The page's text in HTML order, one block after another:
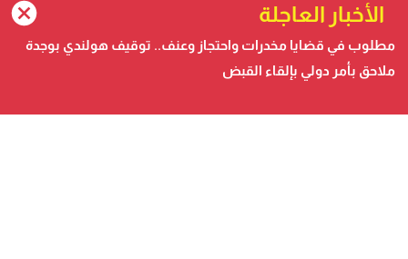
safigoud media
الأخبار العاجلة
مطلوب في قضايا مخدرات واحتجاز وعنف.. توقيف هولندي بوجدة
ملاحق بأمر دولي بإلقاء القبض